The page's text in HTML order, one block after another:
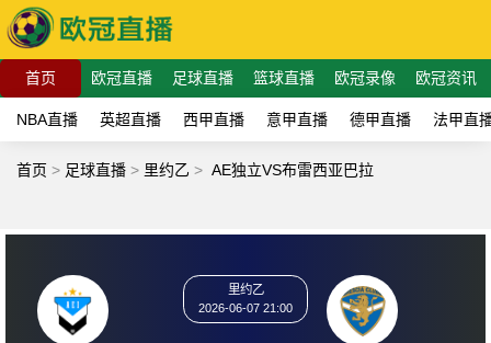
首页 欧冠直播 足球直播 篮球直播 欧冠录像 欧冠资讯
NBA直播 英超直播 西甲直播 意甲直播 德甲直播 法甲直
首页 > 足球直播 > 里约乙 > AE独立VS布雷西亚巴拉